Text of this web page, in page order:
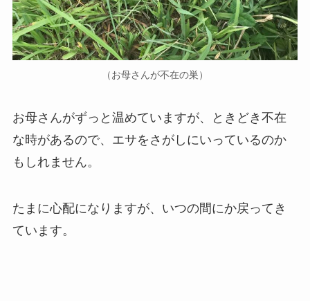
（お母さんが不在の巣）
お母さんがずっと温めていますが、ときどき不在
な時があるので、エサをさがしにいっているのか
もしれません。
たまに心配になりますが、いつの間にか戻ってき
ています。